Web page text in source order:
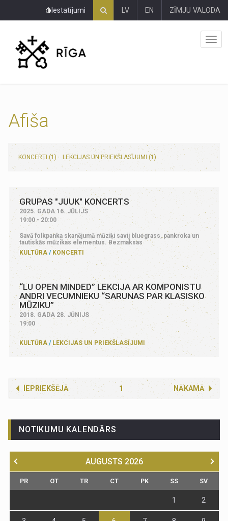
Iestatījumi LV EN ZĪMJU VALODA
Afiša
KONCERTI (1) LEKCIJAS UN PRIEKŠLASĪJUMI (1)
GRUPAS "JUUK" KONCERTS
2025. GADA 16. JŪLIJS
19:00 - 20:00
Savā folkpanka skanējumā mūziķi savij bluegrass, pankroka un
tautiskās mūzikas elementus. Bezmaksas
KULTŪRA
KONCERTI
“LU OPEN MINDED” LEKCIJA AR KOMPONISTU
ANDRI VECUMNIEKU “SARUNAS PAR KLASISKO
MŪZIKU”
2018. GADA 28. JŪNIJS
19:00
KULTŪRA LEKCIJAS UN PRIEKŠLASĪJUMI
IEPRIEKŠĒJĀ 1 NĀKAMĀ
NOTIKUMU KALENDĀRS
AUGUSTS 2026
PR OT TR CT PK SS SV
1 2